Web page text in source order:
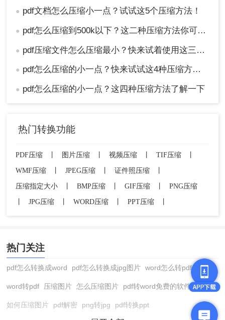
● pdf文档怎么压缩小一点？试试这5个压缩方法！
● pdf怎么压缩到500k以下？这二种压缩方法你可以轻松学会！
● pdf压缩文件怎么压缩最小？快来试着使用这三种压缩方法！
● pdf怎么压缩的小一点？快来试试这4种压缩方法！
● pdf怎么压缩的小一点？这四种压缩方法了解一下
热门转换功能
PDF压缩 图片压缩 视频压缩 TIF压缩
WMF压缩
JPEG压缩 证件照压缩
压缩指定大小
BMP压缩 GIF压缩
PNG压缩
JPG压缩 WORD压缩 PPT压缩
热门关注
pdf怎么转换成word pdf怎么转换成jpg图片 word怎么转pdf
word转pdf 压缩图片 怎么压缩图片 pdf转word免费的软件
如何压缩图片 pdf解密 png转jpg pdf转换ppt